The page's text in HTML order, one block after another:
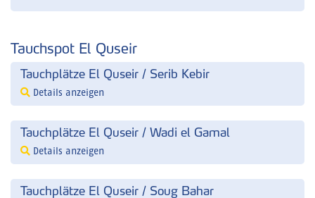
Tauchspot El Quseir
Tauchplätze El Quseir / Serib Kebir
Details anzeigen
Tauchplätze El Quseir / Wadi el Gamal
Details anzeigen
Tauchplätze El Quseir / Soug Bahar